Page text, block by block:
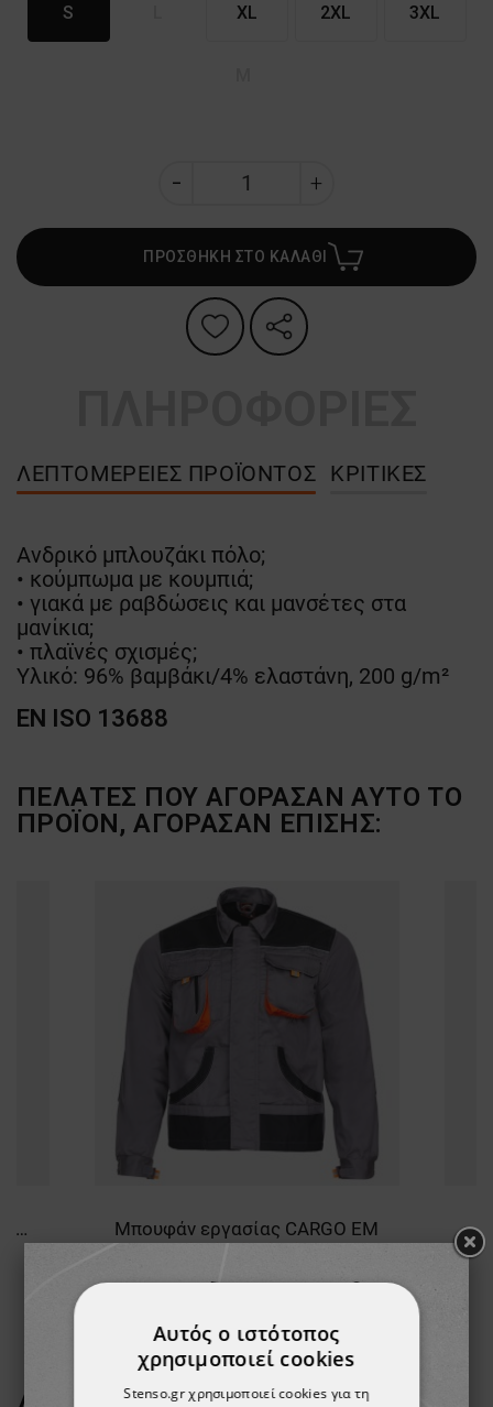
S XL 2XL 3XL
ΠΡΟΣΘΗΚΗ ΣΤΟ ΚΑΛΑΘΙ
ΛΕΠΤΟΜΈΡΕΙΕΣ ΠΡΟΪΌΝΤΟΣ ΚΡΙΤΙΚΈΣ
Ανδρικό μπλουζάκι πόλο;
• κούμπωμα με κουμπιά;
• γιακά με ραβδώσεις και μανσέτες στα
μανίκια;
• πλαϊνές σχισμές;
Υλικό: 96% βαμβάκι/4% ελαστάνη, 200 g/m²
EN ISO 13688
ΠΕΛΆΤΕΣ ΠΟΥ ΑΓΌΡΑΣΑΝ ΑΥΤΌ ΤΟ
ΠΡΟΪΌΝ, ΑΓΌΡΑΣΑΝ ΕΠΊΣΗΣ:
Γυναικείο μπλουζάκι πόλο PAYPER VENICE NAVY Μπουφάν εργασίας CARGO EM
Αυτός ο ιστότοπος
χρησιμοποιεί cookies
Stenso.gr χρησιμοποιεί cookies για τη